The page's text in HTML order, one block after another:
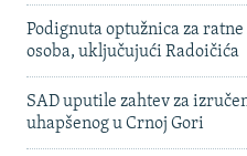
Podignuta optužnica za
osoba, uključujući Radoičića
SAD uputile zahtev za
uhapšenog u Crnoj Gori